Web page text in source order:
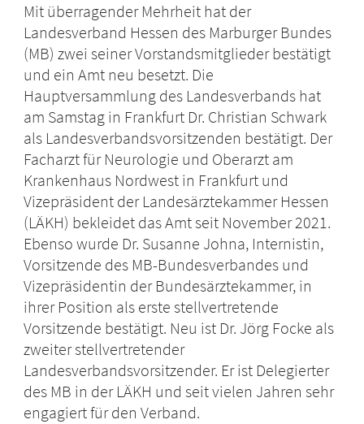
Mit überragender Mehrheit hat der
Landesverband Hessen des Marburger Bundes
(MB) zwei seiner Vorstandsmitglieder bestätigt
und ein Amt neu besetzt. Die
Hauptversammlung des Landesverbands hat
am Samstag in Frankfurt Dr. Christian Schwark
als Landesverbandsvorsitzenden bestätigt. Der
Facharzt für Neurologie und Oberarzt am
Krankenhaus Nordwest in Frankfurt und
Vizepräsident der Landesärztekammer Hessen
(LÄKH) bekleidet das Amt seit November 2021.
Ebenso wurde Dr. Susanne Johna, Internistin,
Vorsitzende des MB-Bundesverbandes und
Vizepräsidentin der Bundesärztekammer, in
ihrer Position als erste stellvertretende
Vorsitzende bestätigt. Neu ist Dr. Jörg Focke als
zweiter stellvertretender
Landesverbandsvorsitzender. Er ist Delegierter
des MB in der LÄKH und seit vielen Jahren sehr
engagiert für den Verband.